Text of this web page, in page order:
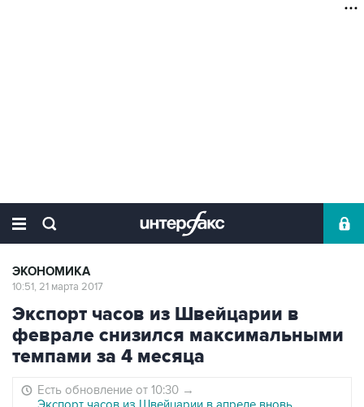
ЭКОНОМИКА
10:51, 21 марта 2017
Экспорт часов из Швейцарии в
феврале снизился максимальными
темпами за 4 месяца
Есть обновление от 10:30 →